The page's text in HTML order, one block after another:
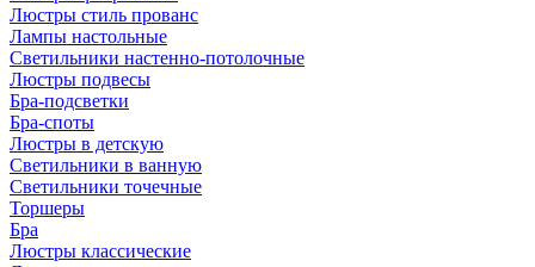
Люстры стиль прованс
Лампы настольные
Светильники настенно-потолочные
Люстры подвесы
Бра-подсветки
Бра-споты
Люстры в детскую
Светильники в ванную
Светильники точечные
Торшеры
Бра
Люстры классические